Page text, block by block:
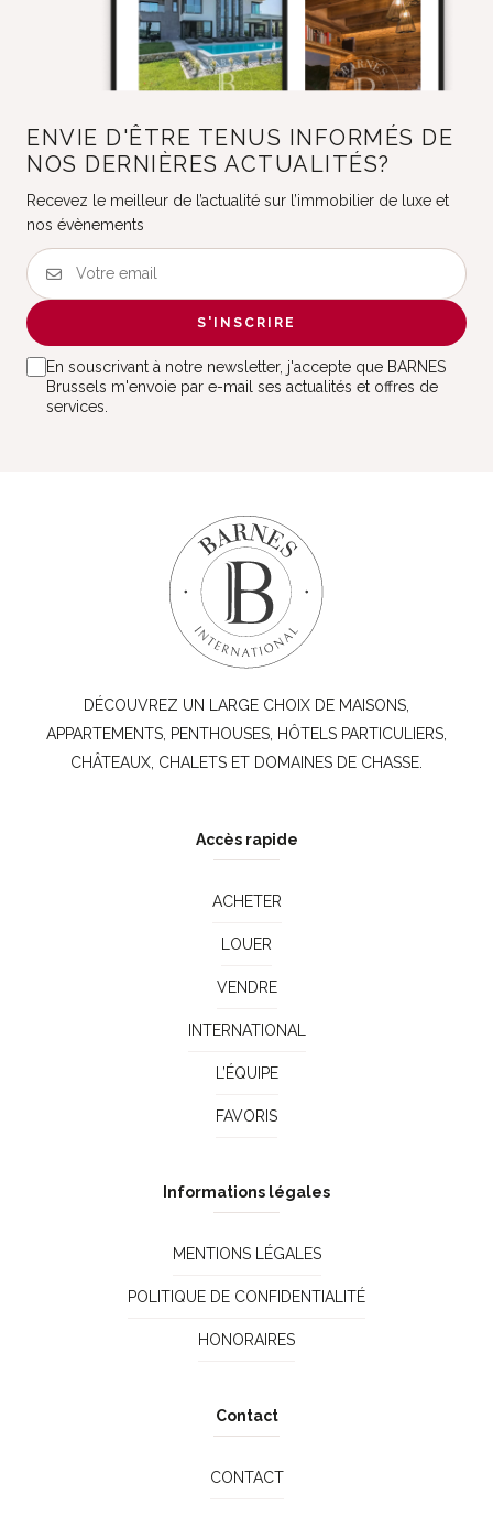
ENVIE D'ÊTRE TENUS INFORMÉS DE
NOS DERNIÈRES ACTUALITÉS?
Recevez le meilleur de l’actualité sur l’immobilier de luxe et
nos évènements
S'INSCRIRE
En souscrivant à notre newsletter, j'accepte que BARNES
Brussels m'envoie par e-mail ses actualités et offres de
services.
DÉCOUVREZ UN LARGE CHOIX DE MAISONS,
APPARTEMENTS, PENTHOUSES, HÔTELS PARTICULIERS,
CHÂTEAUX, CHALETS ET DOMAINES DE CHASSE.
Accès rapide
ACHETER
LOUER
VENDRE
INTERNATIONAL
L’ÉQUIPE
FAVORIS
Informations légales
MENTIONS LÉGALES
POLITIQUE DE CONFIDENTIALITÉ
HONORAIRES
Contact
CONTACT